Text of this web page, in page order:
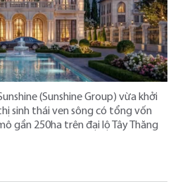
(Sunshine Group) vừa khởi
sinh thái ven sông có tổng vốn
gần 250ha trên đại lộ Tây Thăng